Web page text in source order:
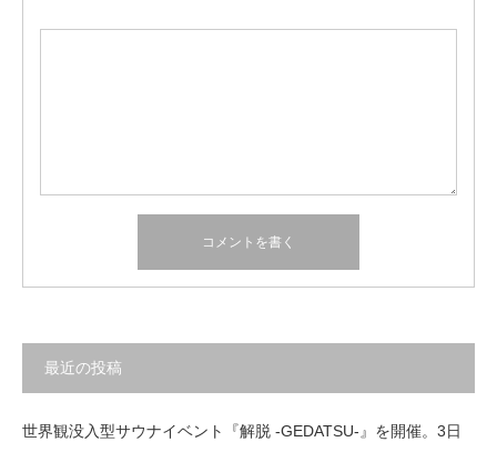
最近の投稿
世界観没入型サウナイベント『解脱 -GEDATSU-』を開催。3日